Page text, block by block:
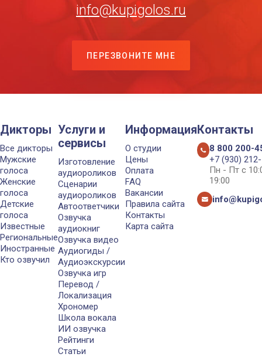
info@kupigolos.ru
ПЕРЕЗВОНИТЕ МНЕ
Дикторы
Все дикторы
Мужские
голоса
Женские
голоса
Детские
голоса
Известные
Региональные
Иностранные
Кто озвучил
Услуги и
сервисы
Изготовление
аудиороликов
Сценарии
аудиороликов
Автоответчики
Озвучка
аудиокниг
Озвучка видео
Аудиогиды /
Аудиоэкскурсии
Озвучка игр
Перевод /
Локализация
Хрономер
Школа вокала
ИИ озвучка
Рейтинги
Статьи
Информация
О студии
Цены
Оплата
FAQ
Вакансии
Правила сайта
Контакты
Карта сайта
Контакты
8 800 200-
+7 (930)
Пн - Пт с
19:00